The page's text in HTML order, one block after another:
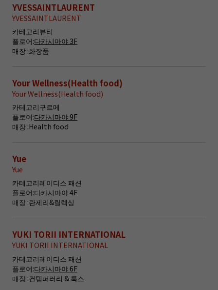
YVESSAINTLAURENT
YVESSAINTLAURENT
카테고리뷰티
플로어:다카시마야 3F
매장 :화장품
Your Wellness(Health food)
Your Wellness(Health food)
카테고리구르메
플로어:다카시마야 9F
매장 :Health food
Yue
Yue
카테고리레이디스 패션
플로어:다카시마야 4F
매장 :란제리&릴렉싱
YUKI TORII INTERNATIONAL
YUKI TORII INTERNATIONAL
카테고리레이디스 패션
플로어:다카시마야 6F
매장 :컨템퍼러리 & 룩스